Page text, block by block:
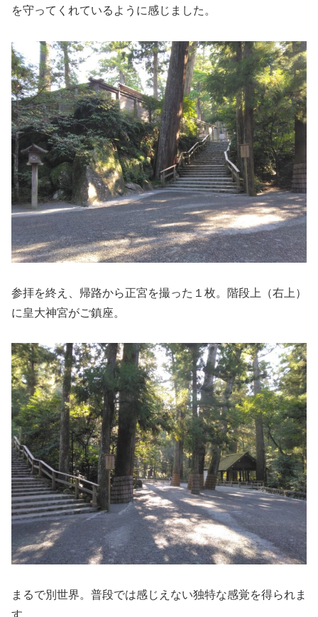
を守ってくれているように感じました。
参拝を終え、帰路から正宮を撮った１枚。階段上（右上）
に皇大神宮がご鎮座。
まるで別世界。普段では感じえない独特な感覚を得られま